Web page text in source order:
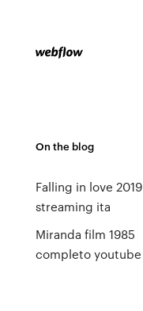
On the blog
Falling in love 2019
streaming ita
Miranda film 1985
completo youtube